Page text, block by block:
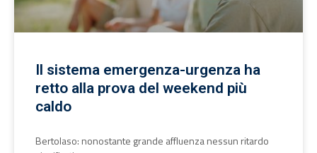
Il sistema emergenza-urgenza ha
retto alla prova del weekend più
caldo
Bertolaso: nonostante grande affluenza nessun ritardo